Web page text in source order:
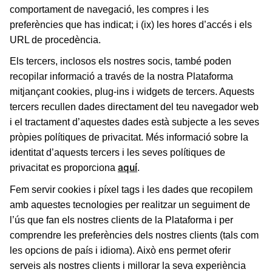
comportament de navegació, les compres i les
preferències que has indicat; i (ix) les hores d’accés i els
URL de procedència.
Els tercers, inclosos els nostres socis, també poden
recopilar informació a través de la nostra Plataforma
mitjançant cookies, plug-ins i widgets de tercers. Aquests
tercers recullen dades directament del teu navegador web
i el tractament d’aquestes dades està subjecte a les seves
pròpies polítiques de privacitat. Més informació sobre la
identitat d’aquests tercers i les seves polítiques de
privacitat es proporciona aquí.
Fem servir cookies i píxel tags i les dades que recopilem
amb aquestes tecnologies per realitzar un seguiment de
l’ús que fan els nostres clients de la Plataforma i per
comprendre les preferències dels nostres clients (tals com
les opcions de país i idioma). Això ens permet oferir
serveis als nostres clients i millorar la seva experiència